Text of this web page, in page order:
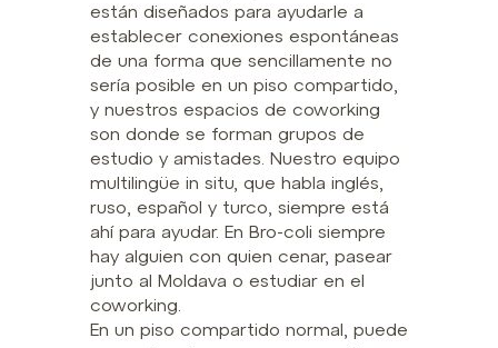
están diseñados para ayudarle a
establecer conexiones espontáneas
de una forma que sencillamente no
sería posible en un piso compartido,
y nuestros espacios de coworking
son donde se forman grupos de
estudio y amistades. Nuestro equipo
multilingüe in situ, que habla inglés,
ruso, español y turco, siempre está
ahí para ayudar. En Bro-coli siempre
hay alguien con quien cenar, pasear
junto al Moldava o estudiar en el
coworking.
En un piso compartido normal, puede